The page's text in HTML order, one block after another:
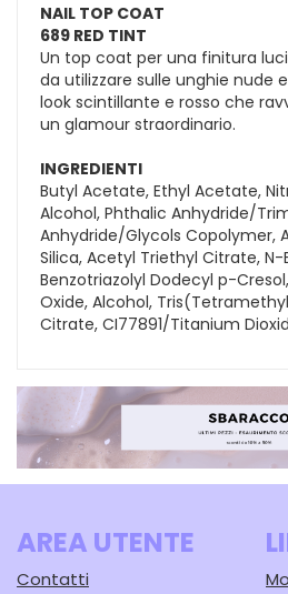
NAIL TOP COAT
689 RED TINT
Un top coat per una finitura
da utilizzare sulle unghie nude
look scintillante e rosso che
un glamour straordinario.
INGREDIENTI
Butyl Acetate, Ethyl Acetate,
Alcohol, Phthalic Anhydride/
Anhydride/Glycols Copolymer,
Silica, Acetyl Triethyl Citrate, N-
Benzotriazolyl Dodecyl p-
Oxide, Alcohol,
Citrate, CI77891/Titanium
AREA UTENTE
Contatti